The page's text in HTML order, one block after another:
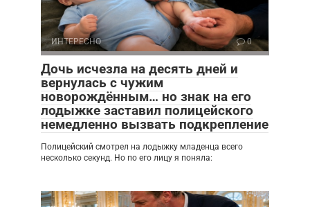
ИНТЕРЕСНО 0
Дочь исчезла на десять дней и
вернулась с чужим
новорождённым… но знак на его
лодыжке заставил полицейского
немедленно вызвать подкрепление
Полицейский смотрел на лодыжку младенца всего
несколько секунд. Но по его лицу я поняла: